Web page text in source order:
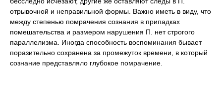
отрывочной и неправильной формы. Важно иметь в виду, что
между степенью помрачения сознания в припадках
помешательства и размером нарушения П. нет строгого
параллелизма. Иногда способность воспоминания бывает
поразительно сохранена за промежуток времени, в который
сознание представляло глубокое помрачение.